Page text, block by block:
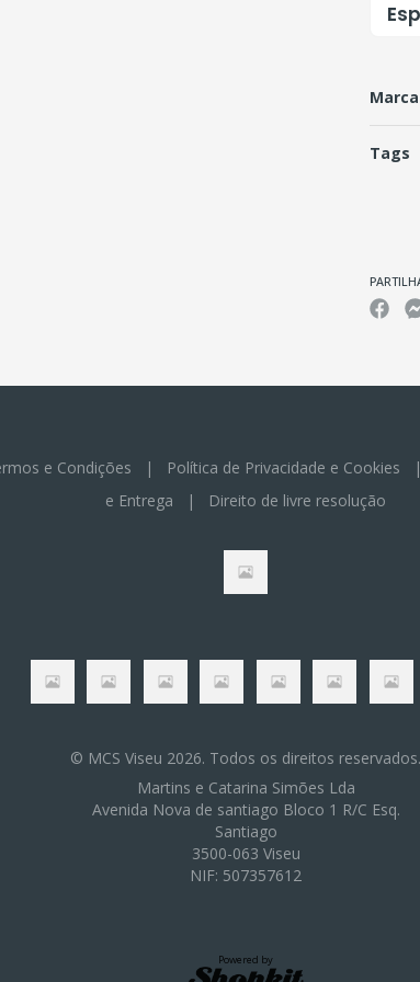
Marca
Tags
e Condições | Política de Privacidade e Cookies
e Entrega | Direito de livre resolução
© MCS Viseu 2026. Todos os direitos reservados.
Martins e Catarina Simões Lda
Avenida Nova de santiago Bloco 1 R/C Esq.
Santiago
3500-063 Viseu
NIF: 507357612
Powered by